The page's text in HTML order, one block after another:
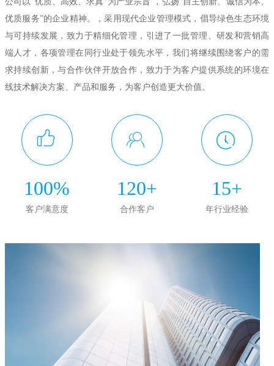
优质服务”的企业精神。，采用现代企业管理模式，倡导绿色生态环境
与可持续发展，致力于精细化管理，引进了一批管理、研发和营销高
端人才，各项管理在同行业处于领先水平，我们将继续围绕客户的需
求持续创新，与合作伙伴开放合作，致力于为客户提供系统的环境在
线技术解决方案、产品和服务，为客户创造更大价值。
ꀧ
100%
客户满意度
ꁘ
120+
合作客户
ꂂ
15+
年行业经验